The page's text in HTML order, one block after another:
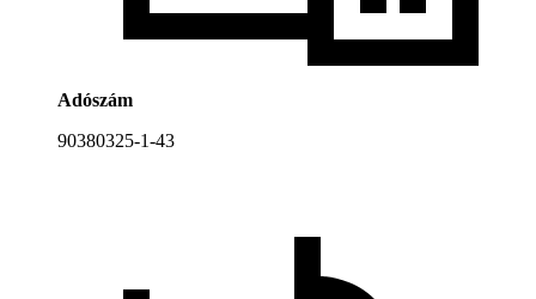
Adószám
90380325-1-43